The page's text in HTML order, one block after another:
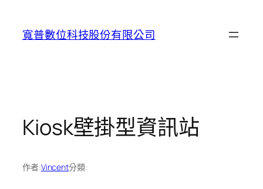
寬普數位科技股份有限公司
Kiosk壁掛型資訊站
作者:Vincent分類: